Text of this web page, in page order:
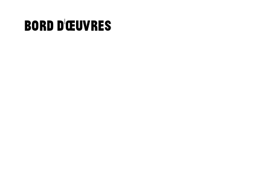
BORD D'ŒUVRES